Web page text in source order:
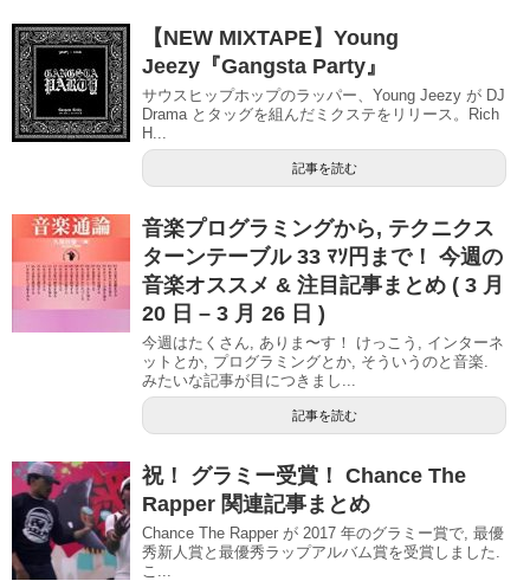
【NEW MIXTAPE】Young
Jeezy『Gangsta Party』
サウスヒップホップのラッパー、Young Jeezy が DJ
Drama とタッグを組んだミクステをリリース。Rich
H...
記事を読む
音楽プログラミングから, テクニクス
ターンテーブル 33 ﾏｿ円まで！ 今週の
音楽オススメ & 注目記事まとめ ( 3 月
20 日 – 3 月 26 日 )
今週はたくさん, ありま〜す！ けっこう, インターネ
ットとか, プログラミングとか, そういうのと音楽.
みたいな記事が目につきまし...
記事を読む
祝！ グラミー受賞！ Chance The
Rapper 関連記事まとめ
Chance The Rapper が 2017 年のグラミー賞で, 最優
秀新人賞と最優秀ラップアルバム賞を受賞しました.
こ...